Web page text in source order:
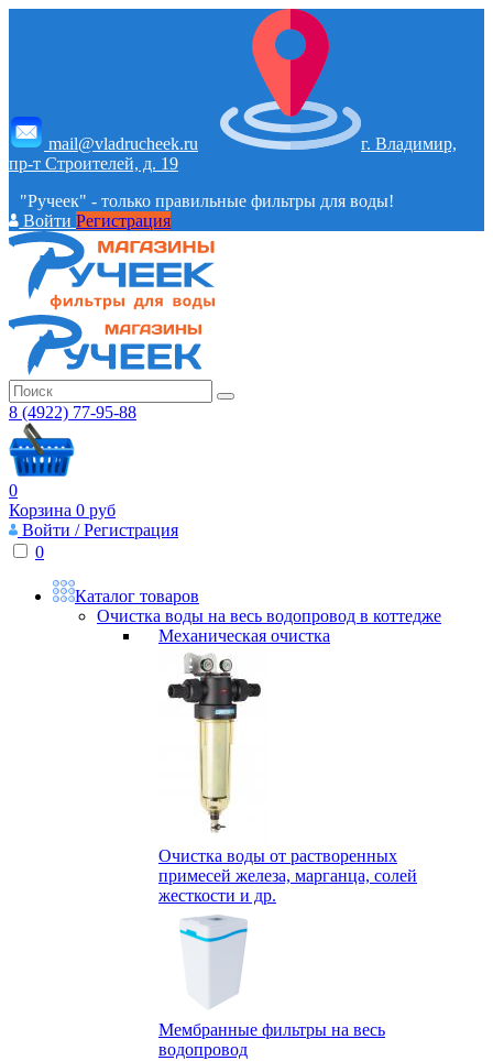
mail@vladrucheek.ru
г. Владимир,
пр-т Строителей, д. 19
"Ручеек" - только правильные фильтры для воды!
ВойтиРегистрация
8 (4922) 77-95-88
0
Корзина 0 руб
Войти / Регистрация
0
Каталог товаров
Очистка воды на весь водопровод в коттедже
Механическая очистка
Очистка воды от растворенных
примесей железа, марганца, солей
жесткости и др.
Мембранные фильтры на весь
водопровод